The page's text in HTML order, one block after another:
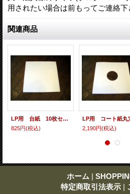
用されたい場合は前もってご連絡下
関連商品
LP用 台紙 10枚セット
825円(税込)
2,190円(税込)
ホーム |
特定商取引法表示 |